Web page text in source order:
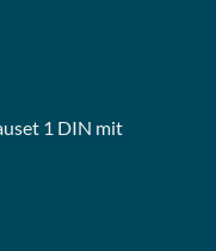
1 DIN mit